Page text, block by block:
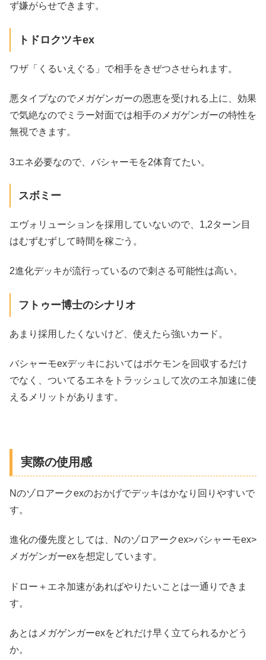
ず嫌がらせできます。
トドロクツキex
ワザ「くるいえぐる」で相手をきぜつさせられます。
悪タイプなのでメガゲンガーの恩恵を受けれる上に、効果
で気絶なのでミラー対面では相手のメガゲンガーの特性を
無視できます。
3エネ必要なので、バシャーモを2体育てたい。
スボミー
エヴォリューションを採用していないので、1,2ターン目
はむずむずして時間を稼ごう。
2進化デッキが流行っているので刺さる可能性は高い。
フトゥー博士のシナリオ
あまり採用したくないけど、使えたら強いカード。
バシャーモexデッキにおいてはポケモンを回収するだけ
でなく、ついてるエネをトラッシュして次のエネ加速に使
えるメリットがあります。
実際の使用感
Nのゾロアークexのおかげでデッキはかなり回りやすいで
す。
進化の優先度としては、Nのゾロアークex>バシャーモex>
メガゲンガーexを想定しています。
ドロー＋エネ加速があればやりたいことは一通りできま
す。
あとはメガゲンガーexをどれだけ早く立てられるかどう
か。